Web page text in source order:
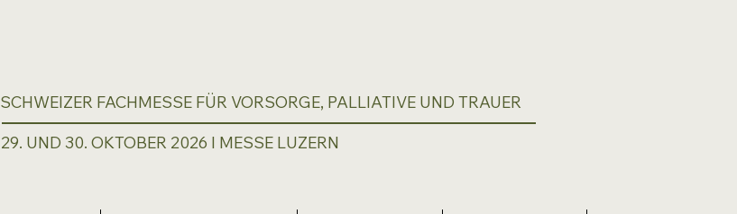
SCHWEIZER FACHMESSE FÜR VORSORGE, PALLIATIVE UND TRAUER
29. UND 30. OKTOBER 2026 I MESSE LUZERN